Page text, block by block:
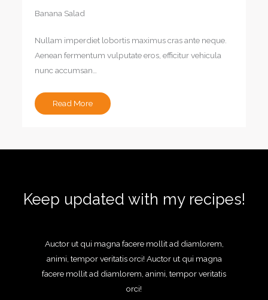
Banana Salad
Nullam imperdiet lobortis maximus cras ante neque.
Aenean fermentum vulputate eros, efficitur vehicula
nunc accumsan…
Read More
Keep updated with my recipes!
Auctor ut qui magna facere mollit ad diamlorem,
animi, tempor veritatis orci! Auctor ut qui magna
facere mollit ad diamlorem, animi, tempor veritatis
orci!